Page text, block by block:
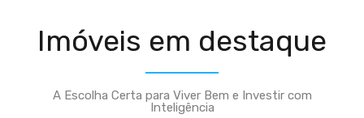
Imóveis em destaque
A Escolha Certa para Viver Bem e Investir com
Inteligência